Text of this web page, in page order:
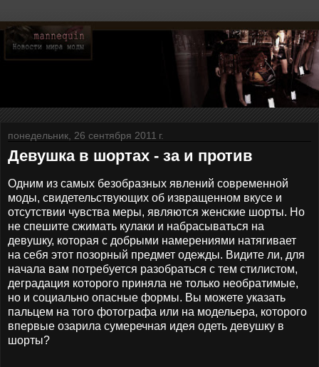
понедельник, 26 сентября 2011 г.
Девушка в шортах - за и против
Одним из самых безобразных явлений современной
моды, свидетельствующих об извращенном вкусе и
отсутствии чувства меры, являются женские шорты. Но
не спешите сжимать кулаки и набрасываться на
девушку, которая с добрыми намерениями натягивает
на себя этот позорный предмет одежды. Видите ли, для
начала вам потребуется разобраться с тем стилистом,
деградация которого приняла не только необратимые,
но и социально опасные формы. Вы можете указать
пальцем на того фотографа или на модельера, которого
впервые озарила сумеречная идея одеть девушку в
шорты?